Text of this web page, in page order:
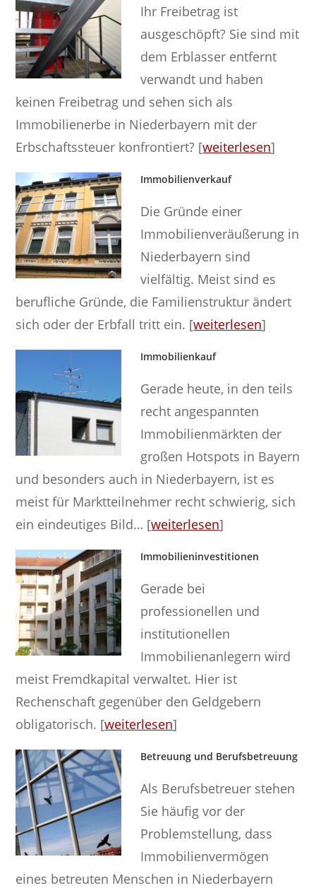
Ihr Freibetrag ist
ausgeschöpft? Sie sind mit
dem Erblasser entfernt
verwandt und haben
keinen Freibetrag und sehen sich als
Immobilienerbe in Niederbayern mit der
Erbschaftssteuer konfrontiert? [weiterlesen]
Immobilienverkauf
Die Gründe einer
Immobilienveräußerung in
Niederbayern sind
vielfältig. Meist sind es
berufliche Gründe, die Familienstruktur ändert
sich oder der Erbfall tritt ein. [weiterlesen]
Immobilienkauf
Gerade heute, in den teils
recht angespannten
Immobilienmärkten der
großen Hotspots in Bayern
und besonders auch in Niederbayern, ist es
meist für Marktteilnehmer recht schwierig, sich
ein eindeutiges Bild… [weiterlesen]
Immobilieninvestitionen
Gerade bei
professionellen und
institutionellen
Immobilienanlegern wird
meist Fremdkapital verwaltet. Hier ist
Rechenschaft gegenüber den Geldgebern
obligatorisch. [weiterlesen]
Betreuung und Berufsbetreuung
Als Berufsbetreuer stehen
Sie häufig vor der
Problemstellung, dass
Immobilienvermögen
eines betreuten Menschen in Niederbayern